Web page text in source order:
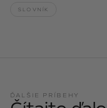
SLOVNÍK
ĎALŠIE PRÍBEHY
Hair & Body Mist
CASHMERE